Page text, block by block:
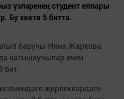
үзләренең студент еллары
Бу хакта 5 биттә.
баручы Нина Жаркова
катншаучылар өчен
бит.
җирлекләрдәге